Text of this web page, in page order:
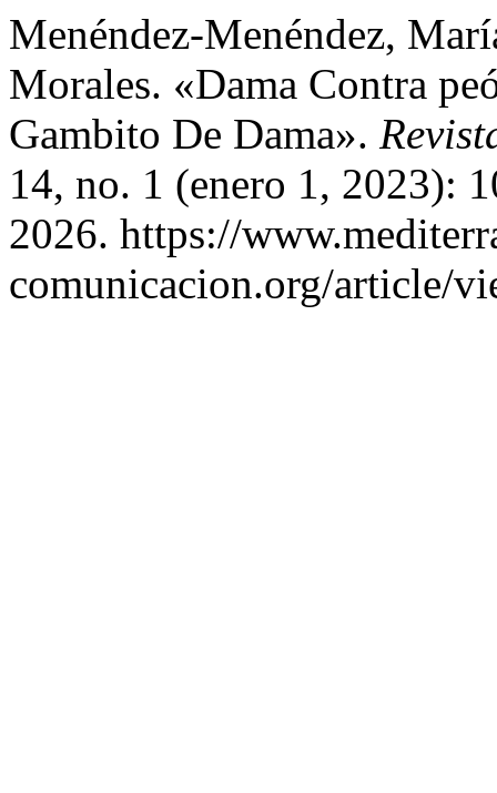
Menéndez-Menéndez,
Morales. «Dama Contra
Gambito De Dama».
14, no. 1 (enero 1, 2023):
2026. https://
comunicacion.org/article/